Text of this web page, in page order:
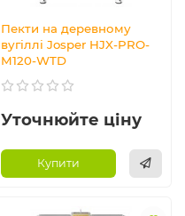
Пекти на деревному
вугіллі Josper HJX-PRO-
M120-WTD
Уточнюйте ціну
Купити